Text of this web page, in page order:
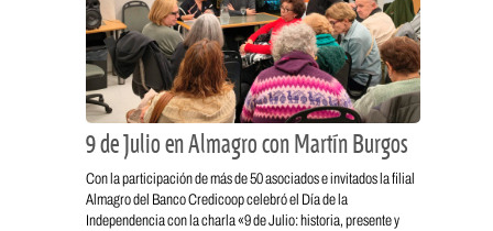
9 de Julio en Almagro con Martín Burgos
Con la participación de más de 50 asociados e invitados la filial
Almagro del Banco Credicoop celebró el Día de la
Independencia con la charla «9 de Julio: historia, presente y